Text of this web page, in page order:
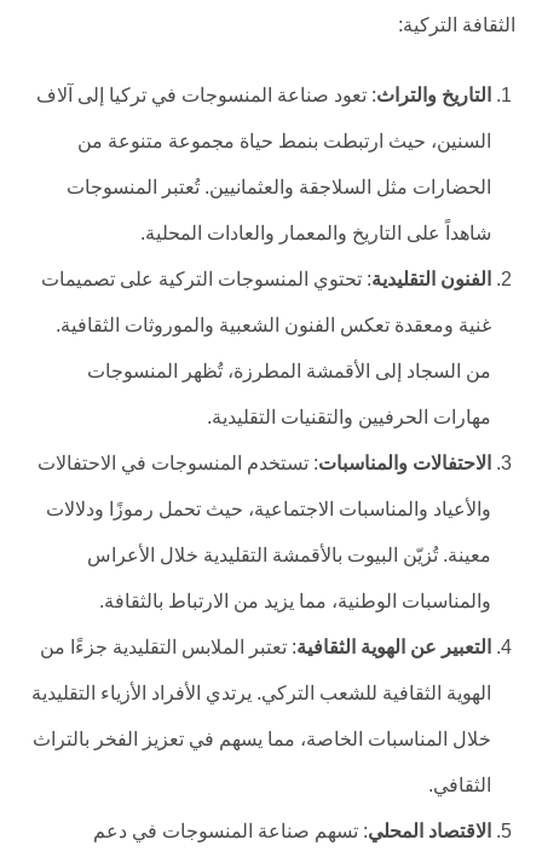
الثقافة التركية:
التاريخ والتراث: تعود صناعة المنسوجات في تركيا إلى آلاف
السنين، حيث ارتبطت بنمط حياة مجموعة متنوعة من
الحضارات مثل السلاجقة والعثمانيين. تُعتبر المنسوجات
شاهداً على التاريخ والمعمار والعادات المحلية.
الفنون التقليدية: تحتوي المنسوجات التركية على تصميمات
غنية ومعقدة تعكس الفنون الشعبية والموروثات الثقافية.
من السجاد إلى الأقمشة المطرزة، تُظهر المنسوجات
مهارات الحرفيين والتقنيات التقليدية.
الاحتفالات والمناسبات: تستخدم المنسوجات في الاحتفالات
والأعياد والمناسبات الاجتماعية، حيث تحمل رموزًا ودلالات
معينة. تُزيّن البيوت بالأقمشة التقليدية خلال الأعراس
والمناسبات الوطنية، مما يزيد من الارتباط بالثقافة.
التعبير عن الهوية الثقافية: تعتبر الملابس التقليدية جزءًا من
الهوية الثقافية للشعب التركي. يرتدي الأفراد الأزياء التقليدية
خلال المناسبات الخاصة، مما يسهم في تعزيز الفخر بالتراث
الثقافي.
الاقتصاد المحلي: تسهم صناعة المنسوجات في دعم